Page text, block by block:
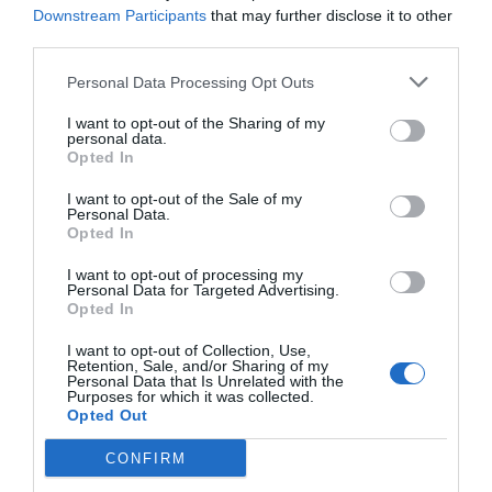
Downstream Participants that may further disclose it to other
Personal Data Processing Opt Outs
I want to opt-out of the Sharing of my
personal data.
Opted In
I want to opt-out of the Sale of my
Personal Data.
Opted In
I want to opt-out of processing my
Personal Data for Targeted Advertising.
Opted In
I want to opt-out of Collection, Use,
Retention, Sale, and/or Sharing of my
Personal Data that Is Unrelated with the
Purposes for which it was collected.
Opted Out
CONFIRM
local, bon servei i bon vi; un
lloc per gaudir”
L'aposta culinària es complementa amb algunes
carns a la brasa i plats de mar i muntanya. El
colomí de sang amb olives és un d'aquells plats
difícils de trobar a la Barcelona d'avui venuda al
turisme –gràcies a
catalana d'esperit modern i urbà, marca de la
casa, clarament d'inspiració local.
Les postres segueixen sent les postres i, en un
lloc com La Palma de Bellafila, que parla de
territorialitat, no podia apostar-se per un altre plat
que no fos el pijama. De fet, són unes postres que